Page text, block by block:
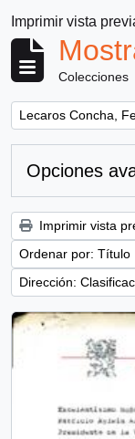
Imprimir vista
Colecciones
Remove filter:
Lecaros Concha,
Opciones
Imprimir vista
Ordenar por: Título
Dirección: